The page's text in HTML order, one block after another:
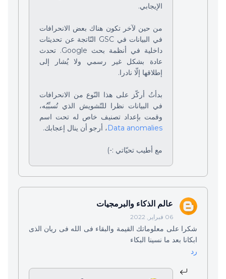
الإيجابي.
من حين لآخر تكون هناك بعض الانحرافات
في البيانات في GSC النّاتجة عن تحديثات
داخلية في أنظمة بحث Google. تحدث
عادة بشكل غير رسمي ولا يُشار إلى
إطلاقها إلّا نادرا.
بدأتُ أركّز على هذا النّوع من الانحرافات
في البيانات نظرا للتّشويش الذي تُسبِّبُه،
وقمت بإعداد تصنيف خاص له تحت اسم
Data anomalies، أرجو أن ينال إعجابك.
مع أطيب تحيّاتي :-)
عالم الذكاء والبرمجيات
06 فبراير, 2022
شكرا على معلوماتك القيمة والبقاء فى الله فى ريان الذى
ابكانا بعد ما نسينا البكاء
رد